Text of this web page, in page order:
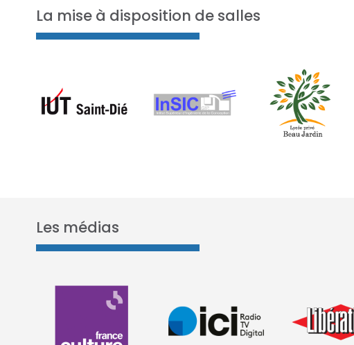
La mise à disposition de salles
Les médias